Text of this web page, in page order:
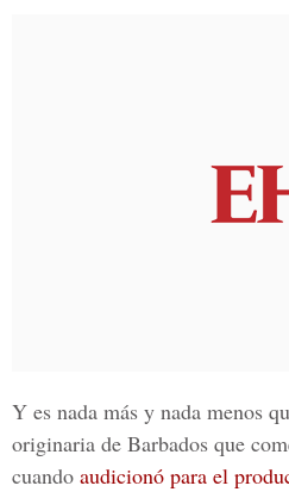
Y es nada más y nada menos
originaria de Barbados que
cuando audicionó para el